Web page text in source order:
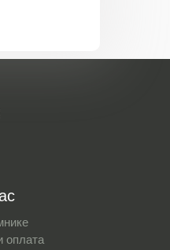
оплата